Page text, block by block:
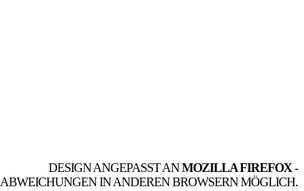
DESIGN ANGEPASST ANMOZILLA FIREFOX-
ABWEICHUNGEN IN ANDEREN BROWSERN MÖGLICH.